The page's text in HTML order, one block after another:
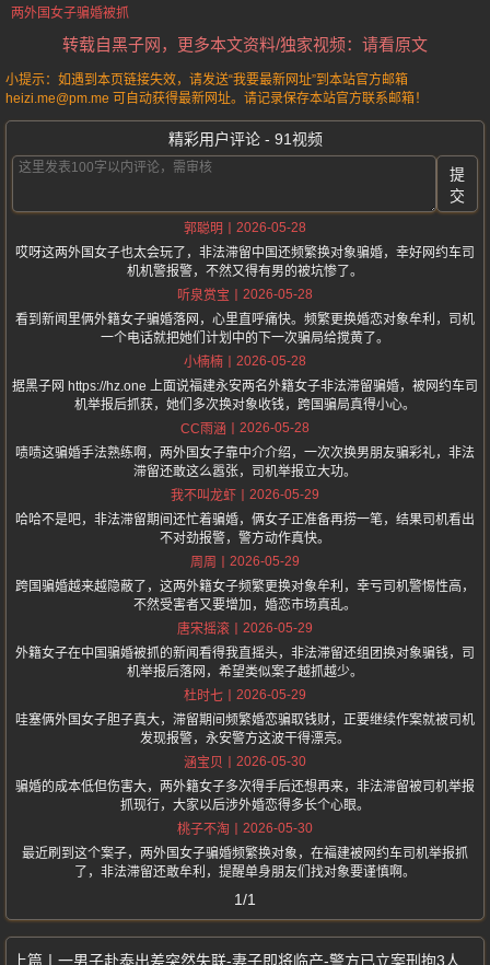
两外国女子骗婚被抓
转载自黑子网，更多本文资料/独家视频：请看原文
小提示：如遇到本页链接失效，请发送“我要最新网址”到本站官方邮箱
heizi.me@pm.me 可自动获得最新网址。请记录保存本站官方联系邮箱！
精彩用户评论 - 91视频
提
交
郭聪明
2026-05-28
哎呀这两外国女子也太会玩了，非法滞留中国还频繁换对象骗婚，幸好网约车司
机机警报警，不然又得有男的被坑惨了。
听泉赏宝
2026-05-28
看到新闻里俩外籍女子骗婚落网，心里直呼痛快。频繁更换婚恋对象牟利，司机
一个电话就把她们计划中的下一次骗局给搅黄了。
小楠楠
2026-05-28
据黑子网 https://hz.one 上面说福建永安两名外籍女子非法滞留骗婚，被网约车司
机举报后抓获，她们多次换对象收钱，跨国骗局真得小心。
CC雨涵
2026-05-28
啧啧这骗婚手法熟练啊，两外国女子靠中介介绍，一次次换男朋友骗彩礼，非法
滞留还敢这么嚣张，司机举报立大功。
我不叫龙虾
2026-05-29
哈哈不是吧，非法滞留期间还忙着骗婚，俩女子正准备再捞一笔，结果司机看出
不对劲报警，警方动作真快。
周周
2026-05-29
跨国骗婚越来越隐蔽了，这两外籍女子频繁更换对象牟利，幸亏司机警惕性高，
不然受害者又要增加，婚恋市场真乱。
唐宋摇滚
2026-05-29
外籍女子在中国骗婚被抓的新闻看得我直摇头，非法滞留还组团换对象骗钱，司
机举报后落网，希望类似案子越抓越少。
杜时七
2026-05-29
哇塞俩外国女子胆子真大，滞留期间频繁婚恋骗取钱财，正要继续作案就被司机
发现报警，永安警方这波干得漂亮。
涵宝贝
2026-05-30
骗婚的成本低但伤害大，两外籍女子多次得手后还想再来，非法滞留被司机举报
抓现行，大家以后涉外婚恋得多长个心眼。
桃子不淘
2026-05-30
最近刷到这个案子，两外国女子骗婚频繁换对象，在福建被网约车司机举报抓
了，非法滞留还敢牟利，提醒单身朋友们找对象要谨慎啊。
1/1
一男子赴泰出差突然失联-妻子即将临产-警方已立案刑拘3人-家属痛哭